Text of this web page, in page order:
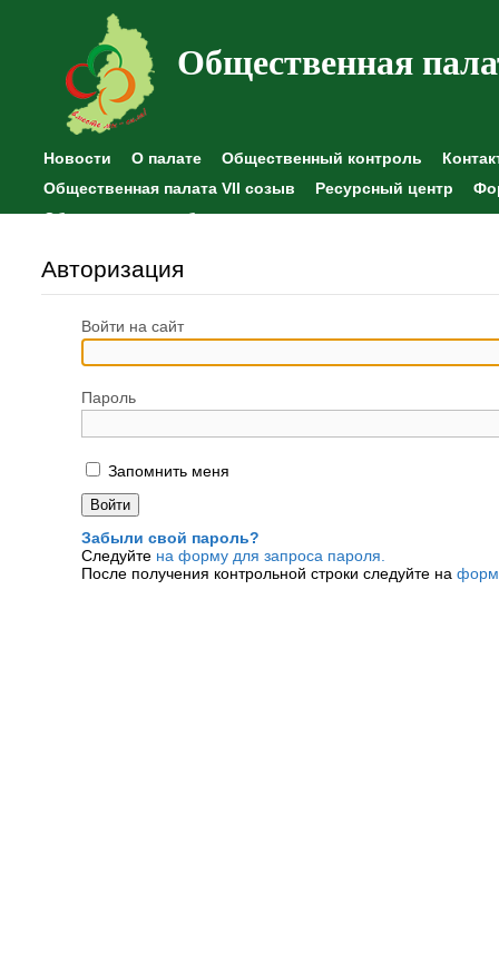
Общественная
Новости О палате Общественный контроль
Общественная палата VII созыв
Ресурсный центр
Общественные наблюдения
Авторизация
Войти на сайт
Пароль
Запомнить меня
Забыли свой пароль?
Следуйте на форму для запроса пароля.
После получения контрольной строки следуйте на